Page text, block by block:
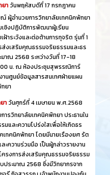
าวันพฤหัสบดีที่ 17 กรกฎาคม
ผู้อำนวยการวิทยาลัยเทคนิคพัทยา
เชิงปฏิบัติการพัฒนาผู้เรียน
ฝ้าระวังและต่อต้านการทุจริต รุ่นที่ 1
ส่งเสริมคุณธรรมจริยธรรมและธร
าณ 2568 ระหว่างวันที่ 17-18
น. ณ ห้องประชุมสุพรรณิการ์
านศูนย์ข้อมูลสารสนเทศฝ่ายแผน
ยา
าวันศุกร์ที่ 4 เมษายน พ.ศ.2568
รวิทยาลัยเทคนิคพัทยา ประธานใน
และความโปร่งใสเพื่อให้เกิดธร
เทคนิคพัทยา โดยมีนายเรืองยศ รัต
ความร่วมมือ เป็นผู้กล่าวรายงาน
ครงการส่งเสริมคุณธรรมจริยธรรม
ประมาณ 2568 ซึ่งมีวิทยากรจาก